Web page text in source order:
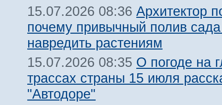
15.07.2026 08:36 Архитектор
почему привычный полив
навредить растениям
15.07.2026 08:35 О погоде на
трассах страны 15 июля
"Автодоре"